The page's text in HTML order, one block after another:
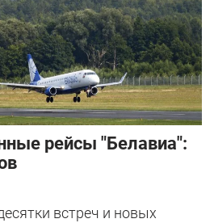
рейсы "Белавиа":
встреч и новых